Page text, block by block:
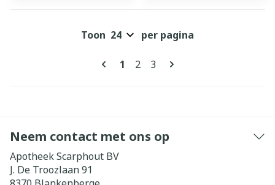
Pagina's
U lees momenteel pagina
1 Pagina
2 Pagina
3
Toon per pagina
Neem contact met ons op
Apotheek Scarphout BV
J. De Troozlaan 91